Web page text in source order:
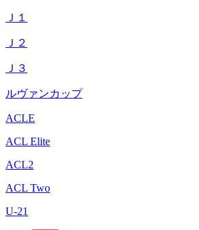
Ｊ１
Ｊ２
Ｊ３
ルヴァンカップ
ACLE
ACL Elite
ACL2
ACL Two
U-21